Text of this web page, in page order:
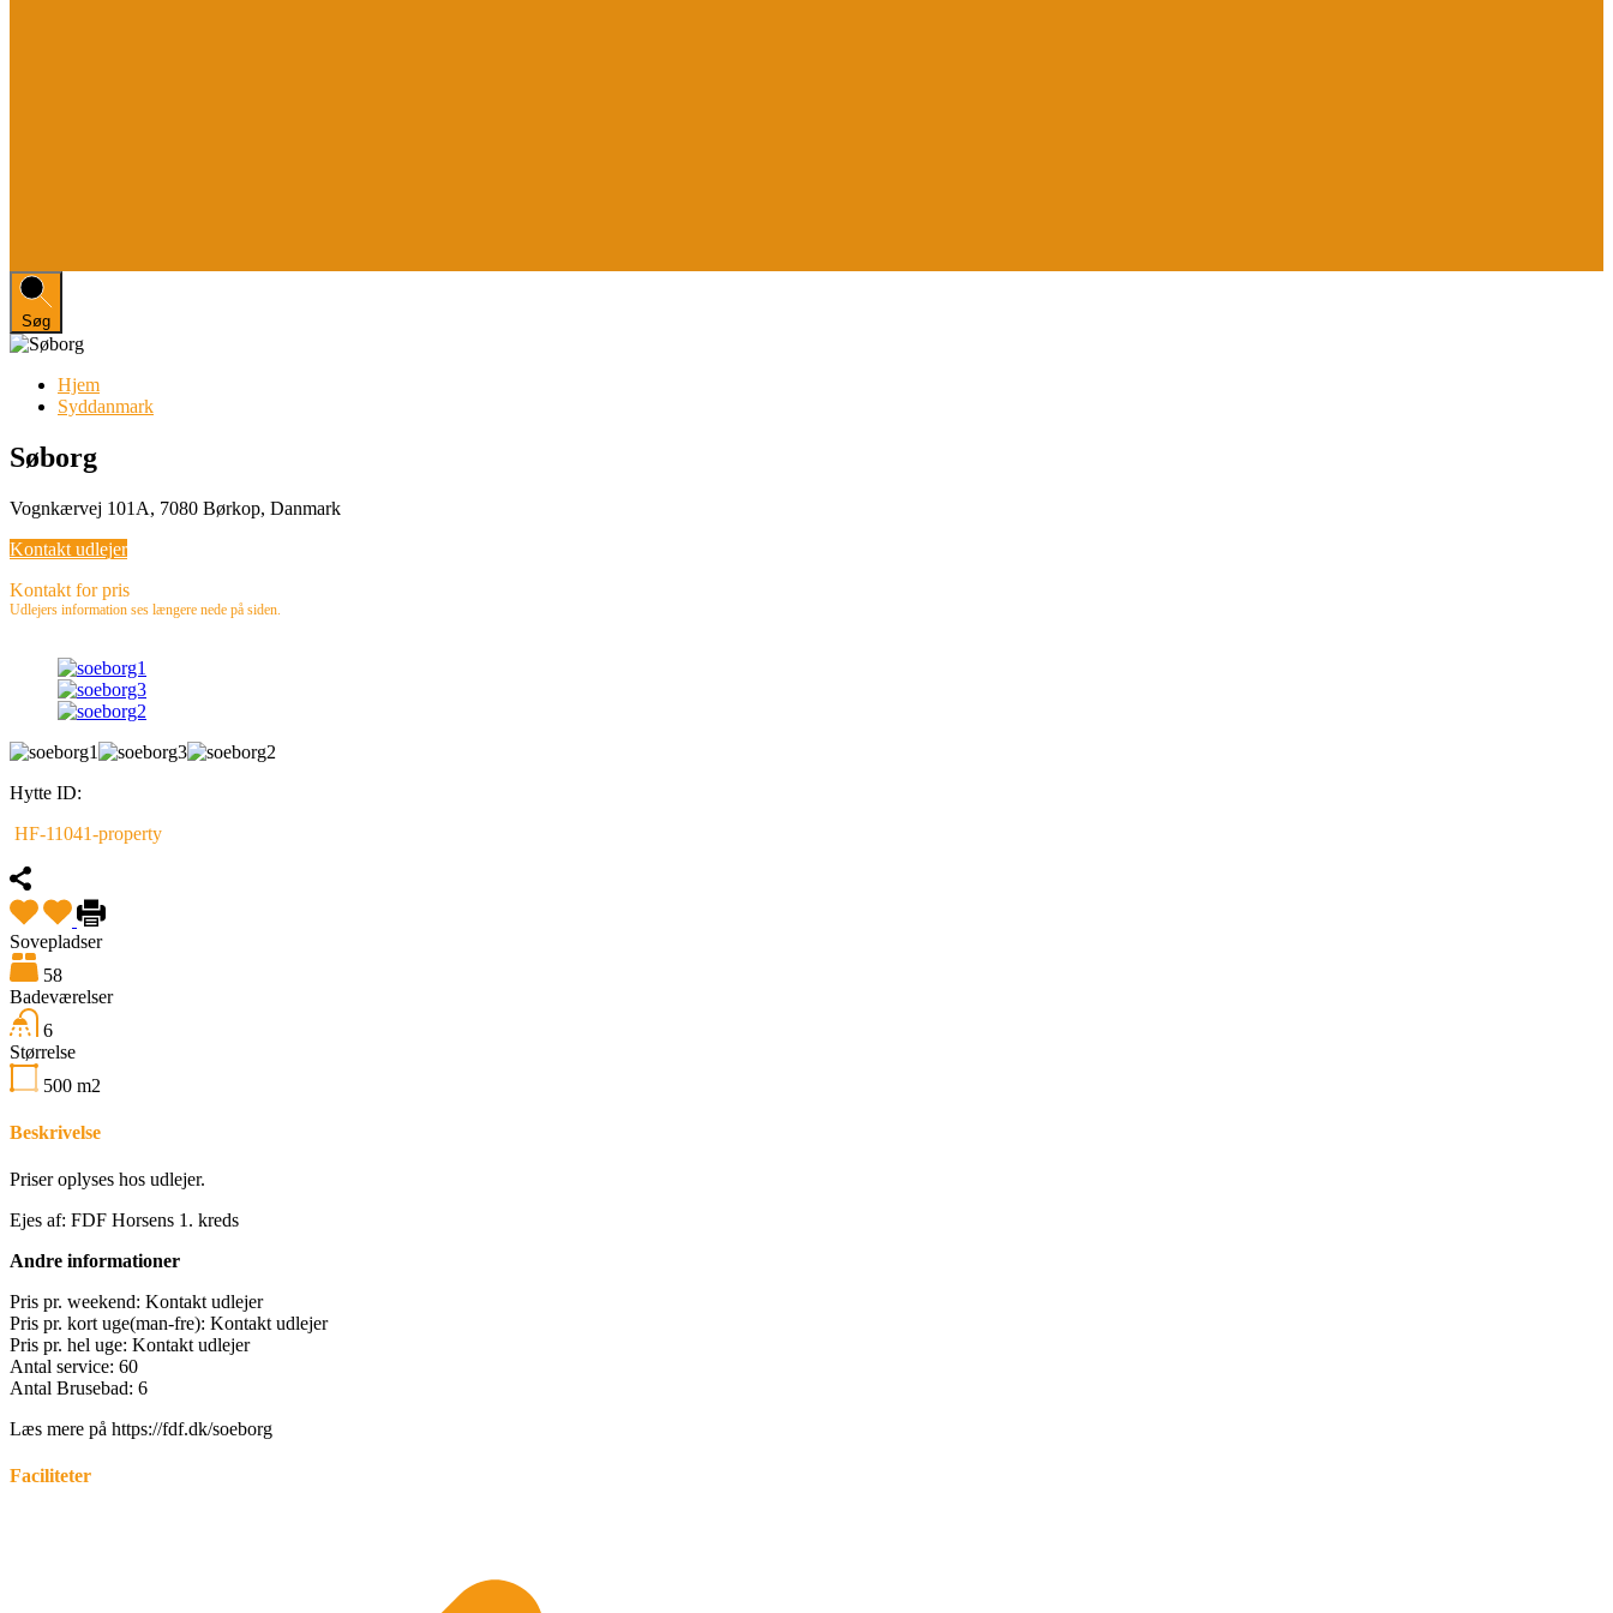
Søg
Hjem
Syddanmark
Søborg
Vognkærvej 101A, 7080 Børkop, Danmark
Kontakt udlejer
Kontakt for pris
Udlejers information ses længere nede på siden.
Hytte ID:
HF-11041-property
Sovepladser
58
Badeværelser
6
Størrelse
500 m2
Beskrivelse
Priser oplyses hos udlejer.
Ejes af: FDF Horsens 1. kreds
Andre informationer
Pris pr. weekend: Kontakt udlejer
Pris pr. kort uge(man-fre): Kontakt udlejer
Pris pr. hel uge: Kontakt udlejer
Antal service: 60
Antal Brusebad: 6
Læs mere på https://fdf.dk/soeborg
Faciliteter